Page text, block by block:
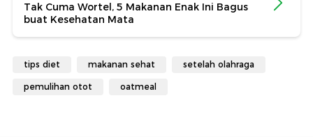
Tak Cuma Wortel, 5 Makanan Enak Ini Bagus
buat Kesehatan Mata
tips diet makanan sehat setelah olahraga
pemulihan otot oatmeal